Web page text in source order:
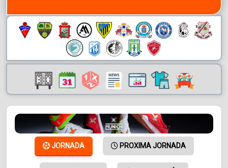
JORNADA PROXIMA JORNADA